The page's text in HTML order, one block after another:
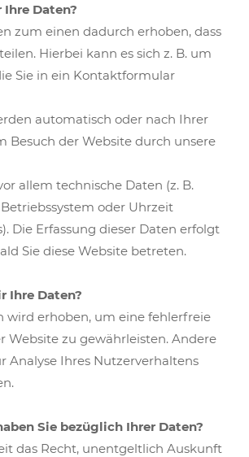
Daten?
zum einen dadurch erhoben, dass
Hierbei kann es sich z. B. um
Sie in ein Kontaktformular
automatisch oder nach Ihrer
Besuch der Website durch unsere
allem technische Daten (z. B.
oder Uhrzeit
Die Erfassung dieser Daten erfolgt
Sie diese Website betreten.
Ihre Daten?
wird erhoben, um eine fehlerfreie
Website zu gewährleisten. Andere
Analyse Ihres Nutzerverhaltens
Sie bezüglich Ihrer Daten?
das Recht, unentgeltlich Auskunft